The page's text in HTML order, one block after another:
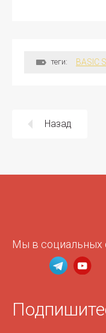
теги: BASIC
Назад
Мы в социальных